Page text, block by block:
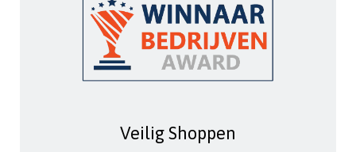
Veilig Shoppen